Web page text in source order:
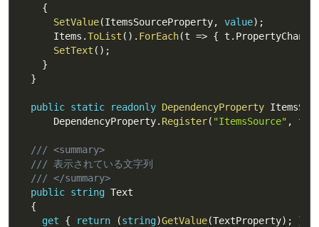
{
SetValue(ItemsSourceProperty, value) ;
      Items
.ToList ( ) . ForEach(t => { t .
SetText ( ) ;
}
}
public static readonly DependencyProperty
      DependencyProperty
. Register( "ItemsSource" ,
/// <summary>
/// 表示されている文字列
/// </summary>
public string Text
{
get
{ return (string)GetValue(TextProperty) ;
}